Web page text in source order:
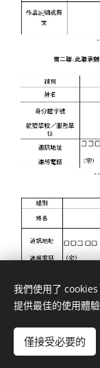
我們使用了
提供最佳的使用體驗
僅接受必要的